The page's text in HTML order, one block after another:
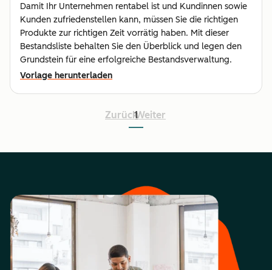
Damit Ihr Unternehmen rentabel ist und Kundinnen sowie
Kunden zufriedenstellen kann, müssen Sie die richtigen
Produkte zur richtigen Zeit vorrätig haben. Mit dieser
Bestandsliste behalten Sie den Überblick und legen den
Grundstein für eine erfolgreiche Bestandsverwaltung.
Vorlage herunterladen
Zurück
1Weiter